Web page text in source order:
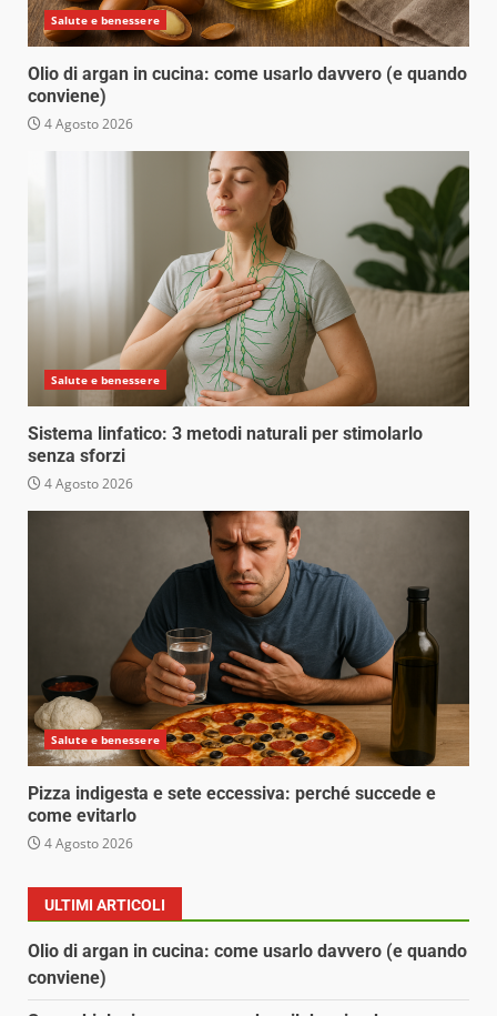
Salute e benessere
Olio di argan in cucina: come usarlo davvero (e quando
conviene)
4 Agosto 2026
Salute e benessere
Sistema linfatico: 3 metodi naturali per stimolarlo
senza sforzi
4 Agosto 2026
Salute e benessere
Pizza indigesta e sete eccessiva: perché succede e
come evitarlo
4 Agosto 2026
ULTIMI ARTICOLI
Olio di argan in cucina: come usarlo davvero (e quando
conviene)